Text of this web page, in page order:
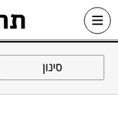
Skip
סינון